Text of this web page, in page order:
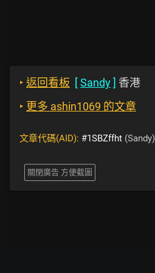
‣ 返回看板 [Sandy] 香港
‣ 更多 ashin1069 的文章
文章代碼(AID): #1SBZffht (Sandy)
關閉廣告 方便截圖